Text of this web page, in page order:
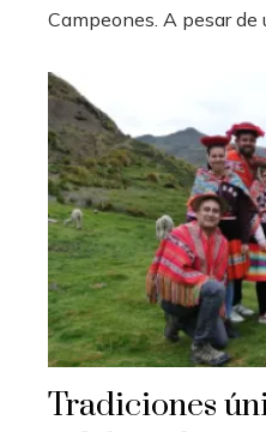
Campeones. A pesar de
Tradiciones